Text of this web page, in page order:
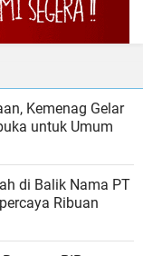
Kemenag Gelar
untuk Umum
di Balik Nama PT
Ribuan